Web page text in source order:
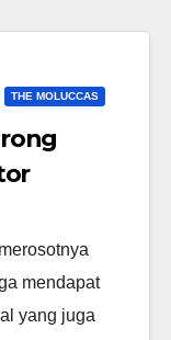
THE MOLUCCAS
mendapat
yang juga